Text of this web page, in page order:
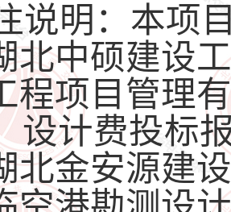
说明：本项
北中硕建设
程项目管理
设计费投标
北金安源建